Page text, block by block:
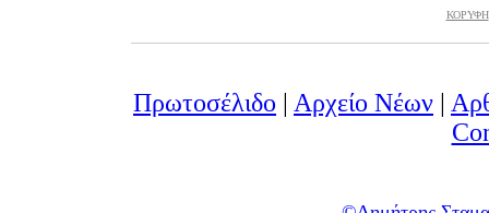
ΚΟΡΥΦΗ
Πρωτοσέλιδο | Αρχείο Νέων |